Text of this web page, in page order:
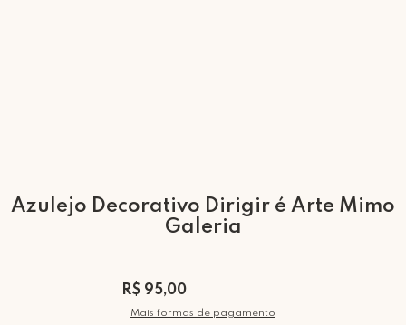
Azulejo Decorativo Dirigir é Arte Mimo
Galeria
R$ 95,00
Mais formas de pagamento